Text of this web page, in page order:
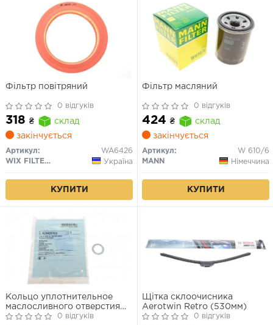
Фільтр повітряний
0 відгуків
318 ₴
склад
закінчується
Артикул:
WA6426
WIX FILTERS
Україна
КУПИТИ
Фільтр масляний
0 відгуків
424 ₴
склад
закінчується
Артикул:
W 610/6
MANN
Німеччина
КУПИТИ
Кольцо уплотнительное
маслосливного отверстия
(пр-во Blue Print)
0 відгуків
Щітка склоочисника
Aerotwin Retro (530мм)
0 відгуків